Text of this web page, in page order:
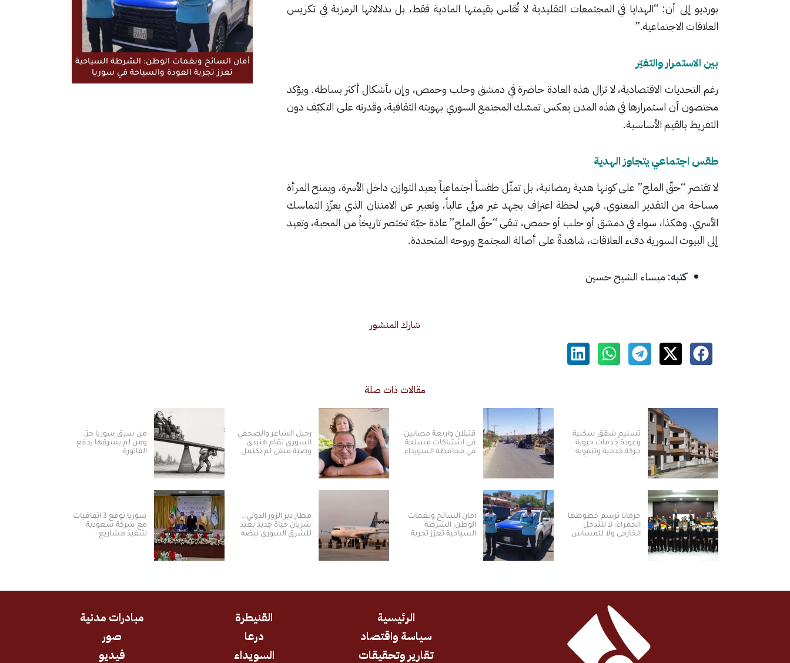
بورديو إلى أن: “الهدايا في المجتمعات التقليدية لا تُقاس بقيمتها المادية فقط، بل بدلالاتها الرمزية في تكريس
العلاقات الاجتماعية.”
بين الاستمرار والتغيّر
رغم التحديات الاقتصادية، لا تزال هذه العادة حاضرة في دمشق وحلب وحمص، وإن بأشكال أكثر بساطة. ويؤكد
مختصون أن استمرارها في هذه المدن يعكس تمسّك المجتمع السوري بهويته الثقافية، وقدرته على التكيّف دون
التفريط بالقيم الأساسية.
طقس اجتماعي يتجاوز الهدية
لا تقتصر “حقّ الملح” على كونها هدية رمضانية، بل تمثّل طقساً اجتماعياً يعيد التوازن داخل الأسرة، ويمنح المرأة
مساحة من التقدير المعنوي. فهي لحظة اعتراف بجهد غير مرئي غالباً، وتعبير عن الامتنان الذي يعزّز التماسك
الأسري. وهكذا، سواء في دمشق أو حلب أو حمص، تبقى “حقّ الملح” عادة حيّة تختصر تاريخاً من المحبة، وتعيد
إلى البيوت السورية دفء العلاقات، شاهدةً على أصالة المجتمع وروحه المتجددة.
كتبه: ميساء الشيح حسين
أمان السائح ونغمات الوطن: الشرطة السياحية
تعزز تجربة العودة والسياحة في سوريا
شارك المنشور
مقالات ذات صلة
تسليم شقق سكنية
وعودة خدمات حيوية..
حركة خدمية وتنموية
قتيلان وأربعة مصابين
في اشتباكات مسلحة
في محافظة السويداء
رحيل الشاعر والصحفي
السوري تمّام هنيدي..
وصية منفى لم تكتمل
من سرق سوريا حرّ..
ومن لم يسرقها يدفع
الفاتورة
جرمانا ترسم خطوطها
الحمراء: لا للتدخل
الخارجي ولا للمساس
أمان السائح ونغمات
الوطن: الشرطة
السياحية تعزز تجربة
مطار دير الزور الدولي..
شريان حياة جديد يعيد
للشرق السوري نبضه
سوريا توقع 3 اتفاقيات
مع شركة سعودية
لتنفيذ مشاريع
الرئيسية
سياسة واقتصاد
تقارير وتحقيقات
القنيطرة
درعا
السويداء
مبادرات مدنية
صور
فيديو